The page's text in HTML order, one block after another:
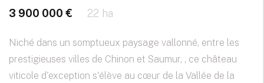
3 900 000 € 22 ha
Niché dans un somptueux paysage vallonné, entre les
prestigieuses villes de Chinon et Saumur, , ce château
viticole d'exception s'élève au cœur de la Vallée de la